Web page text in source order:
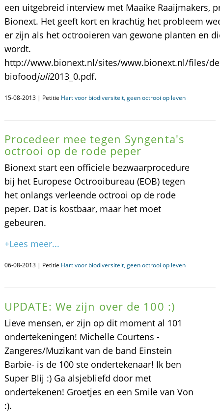
een uitgebreid interview met Maaike Raaijmakers,
Bionext. Het geeft kort en krachtig het probleem
er zijn als het octrooieren van gewone planten en
wordt.
http://www.bionext.nl/sites/www.bionext.nl/files/de
biofoodjuli2013_0.pdf.
15-08-2013 | Petitie Hart voor biodiversiteit, geen octrooi op leven
Procedeer mee tegen Syngenta's
octrooi op de rode peper
Bionext start een officiele bezwaarprocedure
bij het Europese Octrooibureau (EOB) tegen
het onlangs verleende octrooi op de rode
peper. Dat is kostbaar, maar het moet
gebeuren.
+Lees meer...
06-08-2013 | Petitie Hart voor biodiversiteit, geen octrooi op leven
UPDATE: We zijn over de 100 :)
Lieve mensen, er zijn op dit moment al 101
ondertekeningen! Michelle Courtens -
Zangeres/Muzikant van de band Einstein
Barbie- is de 100 ste ondertekenaar! Ik ben
Super Blij :) Ga alsjebliefd door met
ondertekenen! Groetjes en een Smile van Von
:).